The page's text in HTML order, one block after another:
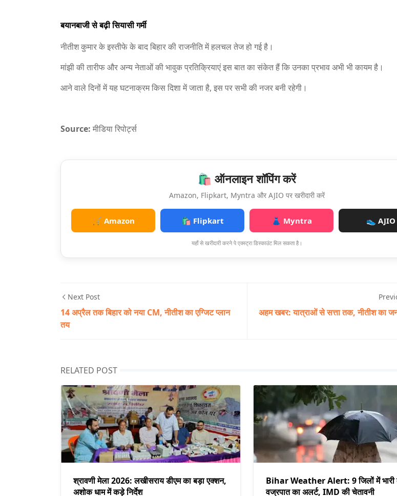
बयानबाजी से बढ़ी सियासी गर्मी
नीतीश कुमार के इस्तीफे के बाद बिहार की राजनीति में हलचल तेज हो गई है।
मांझी की तारीफ और अन्य नेताओं की भावुक प्रतिक्रियाएं इस बात का संकेत हैं कि उनका प्रभाव अभी भी कायम है।
आने वाले दिनों में यह घटनाक्रम किस दिशा में जाता है, इस पर सभी की नजर बनी रहेगी।
Source: मीडिया रिपोर्ट्स
🛍️ ऑनलाइन शॉपिंग करें
Amazon, Flipkart, Myntra और AJIO पर खरीदारी करें
🛒 Amazon 🛍️ Flipkart 👗 Myntra 👟 AJIO
यहाँ से खरीदारी करने पे एक्स्ट्रा डिस्काउंट मिल सकता है।
Next Post
14 अप्रैल तक बिहार को नया CM, नीतीश का एग्जिट प्लान
तय
अहम खबर: यात्राओं से सत्ता तक, नीतीश का
RELATED POST
श्रावणी मेला 2026: लखीसराय डीएम का बड़ा एक्शन,
अशोक धाम में कड़े निर्देश
Bihar Weather Alert: 9 जिलों में भारी
वज्रपात का अलर्ट, IMD की चेतावनी